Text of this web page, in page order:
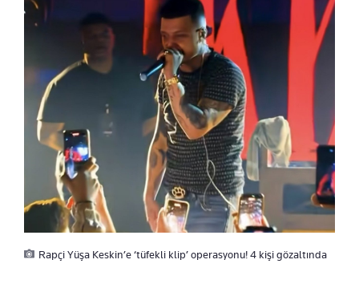
Rapçi Yüşa Keskin’e ‘tüfekli klip’ operasyonu! 4 kişi gözaltında